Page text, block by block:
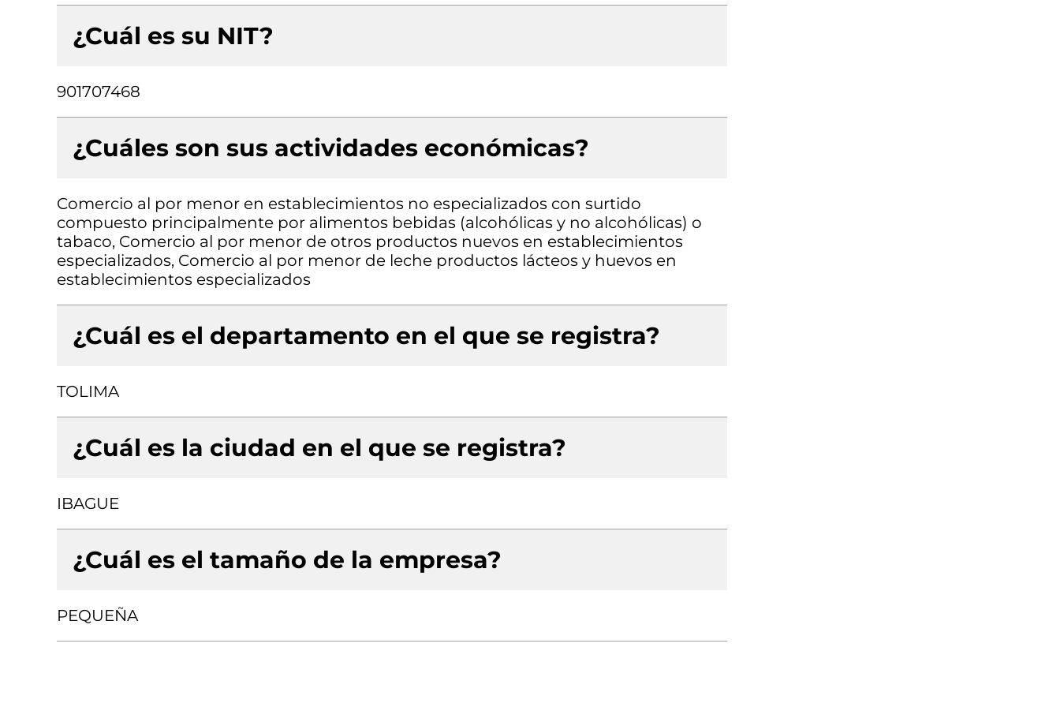
¿Cuál es su NIT?
901707468
¿Cuáles son sus actividades económicas?
Comercio al por menor en establecimientos no especializados con surtido
compuesto principalmente por alimentos bebidas (alcohólicas y no alcohólicas) o
tabaco, Comercio al por menor de otros productos nuevos en establecimientos
especializados, Comercio al por menor de leche productos lácteos y huevos en
establecimientos especializados
¿Cuál es el departamento en el que se registra?
TOLIMA
¿Cuál es la ciudad en el que se registra?
IBAGUE
¿Cuál es el tamaño de la empresa?
PEQUEÑA